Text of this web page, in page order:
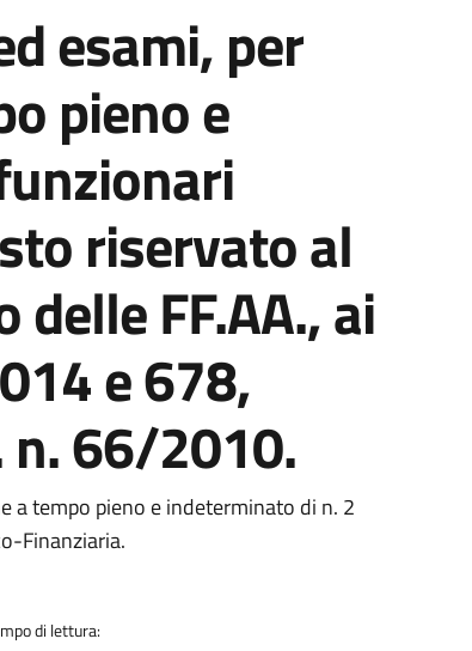
esami, per
pieno e
riservato al
FF.AA., ai
e 678,
n. 66/2010.
a tempo pieno e indeterminato di n. 2
Finanziaria.
di lettura: